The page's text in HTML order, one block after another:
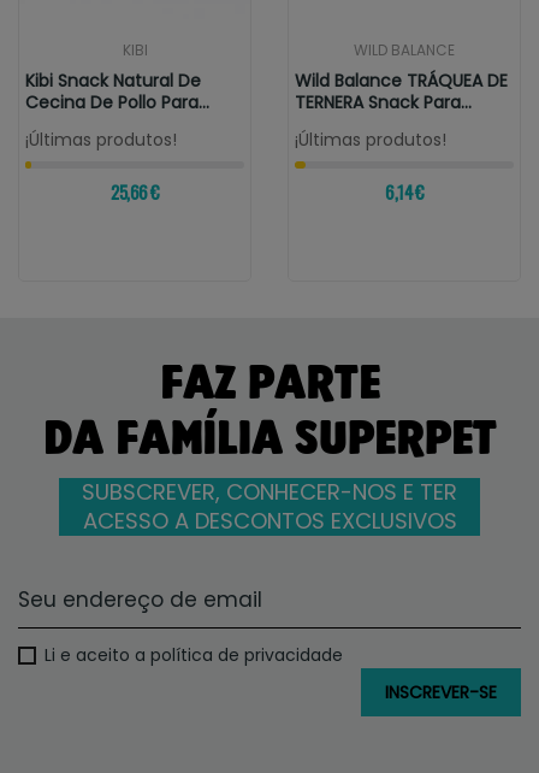
KIBI
Kibi Snack Natural De
Cecina De Pollo Para
¡Últimas produtos!
25,66 €
WILD BALANCE
Wild Balance TRÁQUEA DE
TERNERA Snack Para
¡Últimas produtos!
6,14 €
FAZ PARTE
DA FAMÍLIA SUPERPET
SUBSCREVER, CONHECER-NOS E TER
ACESSO A DESCONTOS EXCLUSIVOS
Li e aceito a política de privacidade